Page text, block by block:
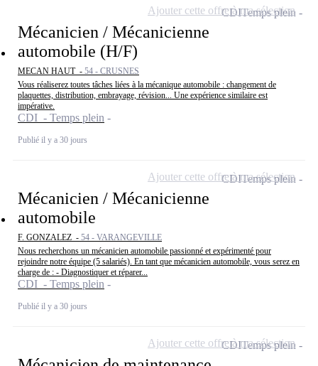
Mécanicien / Mécanicienne
automobile (H/F)
MECAN HAUT - 54 - CRUSNES
Vous réaliserez toutes tâches liées à la mécanique automobile : changement de
plaquettes, distribution, embrayage, révision... Une expérience similaire est
impérative.
CDI - Temps plein
Publié il y a 30 jours
CDITemps plein
Ajouter cette offre à ma sélection
Mécanicien / Mécanicienne
automobile
F. GONZALEZ - 54 - VARANGEVILLE
Nous recherchons un mécanicien automobile passionné et expérimenté pour
rejoindre notre équipe (5 salariés). En tant que mécanicien automobile, vous serez en
charge de : - Diagnostiquer et réparer...
CDI - Temps plein
Publié il y a 30 jours
CDITemps plein
Ajouter cette offre à ma sélection
CDITemps plein
Ajouter cette offre à ma sélection